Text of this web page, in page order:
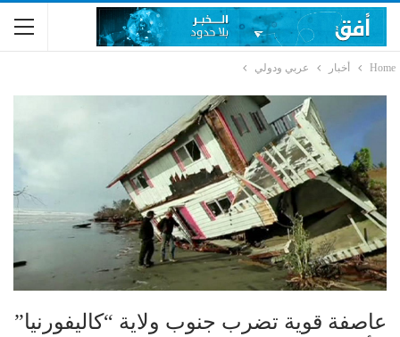
Home أخبار عربي ودولي
عاصفة قوية تضرب جنوب ولاية “كاليفورنيا”